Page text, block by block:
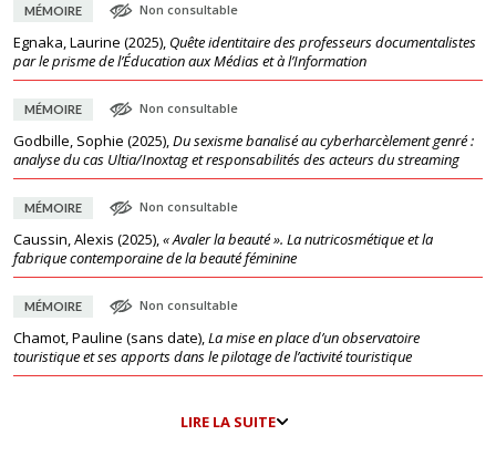
MÉMOIRE Non consultable
Egnaka, Laurine (2025), Quête identitaire des professeurs documentalistes
par le prisme de l’Éducation aux Médias et à l’Information
MÉMOIRE Non consultable
Godbille, Sophie (2025),Du sexisme banalisé au cyberharcèlement genré :
analyse du cas Ultia/Inoxtag et responsabilités des acteurs du streaming
MÉMOIRE Non consultable
Caussin, Alexis (2025),« Avaler la beauté ». La nutricosmétique et la
fabrique contemporaine de la beauté féminine
MÉMOIRE Non consultable
Chamot, Pauline (sans date),La mise en place d’un observatoire
touristique et ses apports dans le pilotage de l’activité touristique
LIRE LA SUITE